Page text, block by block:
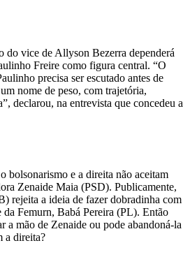
do vice de Allyson Bezerra dependerá
Freire como figura central. “O
precisa ser escutado antes de
nome de peso, com trajetória,
declarou, na entrevista que concedeu a
bolsonarismo e a direita não aceitam
Zenaide Maia (PSD). Publicamente,
rejeita a ideia de fazer dobradinha com
da Femurn, Babá Pereira (PL). Então
a mão de Zenaide ou pode abandoná-la
a direita?